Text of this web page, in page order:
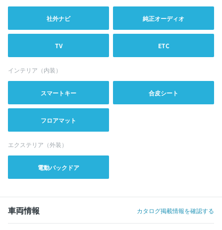
社外ナビ 純正オーディオ
TV ETC
インテリア（内装）
スマートキー 合皮シート
フロアマット
エクステリア（外装）
電動バックドア
車両情報 カタログ掲載情報を確認する